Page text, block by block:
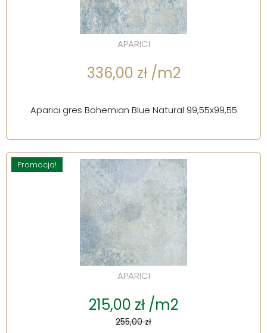
APARICI
336,00 zł /m2
Aparici gres Bohemian Blue Natural 99,55x99,55
Promocja!
APARICI
215,00 zł /m2
255,00 zł